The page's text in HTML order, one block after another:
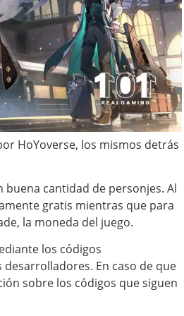
HoYoverse, los mismos detrás
cantidad de personjes. Al
gratis mientras que para
la moneda del juego.
los códigos
En caso de que
sobre los códigos que siguen